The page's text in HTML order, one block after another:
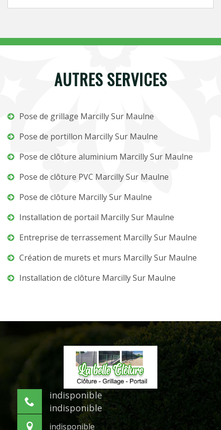
AUTRES SERVICES
Pose de grillage Marcilly Sur Maulne
Pose de portillon Marcilly Sur Maulne
Pose de clôture aluminium Marcilly Sur Maulne
Pose de clôture PVC Marcilly Sur Maulne
Pose de clôture Marcilly Sur Maulne
Installation de portail Marcilly Sur Maulne
Entreprise de terrassement Marcilly Sur Maulne
Création de murets et murs Marcilly Sur Maulne
Installation de clôture Marcilly Sur Maulne
indisponible
indisponible
indisponible